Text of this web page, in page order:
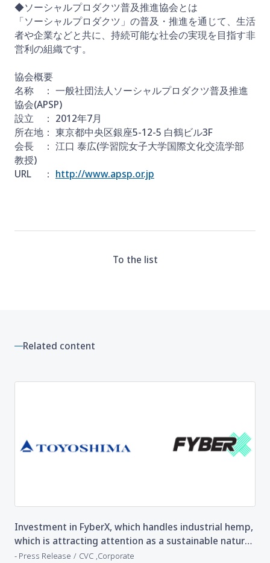
◆ソーシャルプロダクツ普及推進協会とは
「ソーシャルプロダクツ」の普及・推進を通じて、生活
者や企業などと共に、持続可能な社会の実現を目指す非
営利の組織です。
協会概要
名称 ： 一般社団法人ソーシャルプロダクツ普及推進
協会(APSP)
設立 ： 2012年7月
所在地： 東京都中央区銀座5-12-5 白鶴ビル3F
会長 ： 江口 泰広(学習院女子大学国際文化交流学部
教授)
URL ： http://www.apsp.or.jp
To the list
Related content
Investment in FyberX, which handles industrial hemp,
which is attracting attention as a sustainable natural
fiber with low environmental impact
Press Release ​ ​ CVC Corporate